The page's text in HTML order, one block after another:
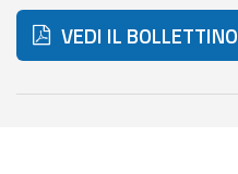
Dati osservati
VEDI IL BOLLETTINO